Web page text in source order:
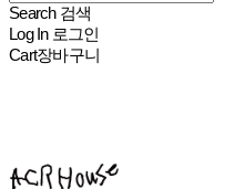
Search 검색
Log In 로그인
Cart장바구니